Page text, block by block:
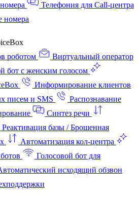
Телефония для Call-центра
номера
роботом
Виртуальный оператор
бот с женским голосом
Информирование клиентов
писем и SMS
Распознавание
Синтез речи
Реактивация базы / Брошенная
Автоматизация кол‑центра
Голосовой бот для
исходящий обзвон